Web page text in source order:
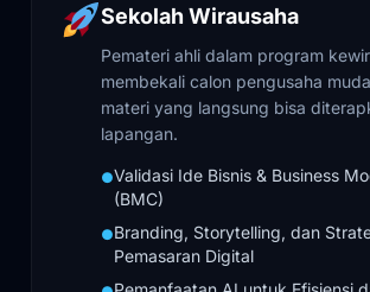
Sekolah Wirausaha
Pemateri ahli dalam program
membekali calon pengusaha
materi yang langsung bisa
lapangan.
●Validasi Ide Bisnis & Business
(BMC)
●Branding, Storytelling, dan
Pemasaran Digital